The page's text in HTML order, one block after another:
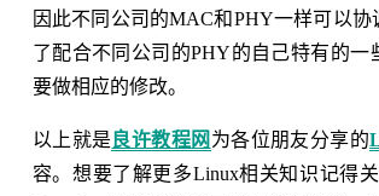
因此不同公司的MAC和PHY一样可以协
了配合不同公司的PHY的自己特有的一
要做相应的修改。
以上就是 良许教程网 为各位朋友分享的
容。想要了解更多Linux相关知识记得